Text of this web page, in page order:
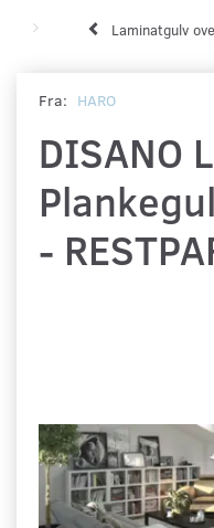
Laminatgulv
Fra: HARO
DISANO
-